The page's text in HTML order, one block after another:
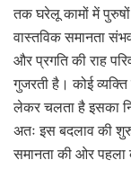
तक घरेलू कामों में पुरुषों
वास्तविक समानता
और प्रगति की राह
गुजरती है। कोई
लेकर चलता है इसका
अतः इस बदलाव की
समानता की ओर पहला